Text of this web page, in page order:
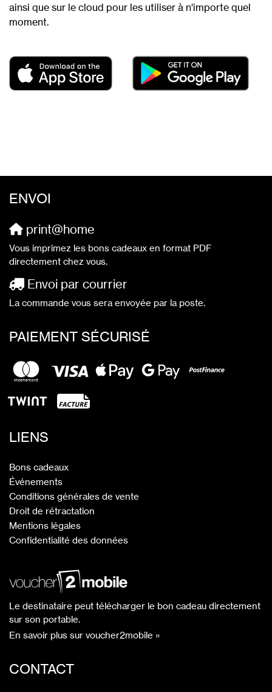
ainsi que sur le cloud pour les utiliser à n'importe quel
moment.
ENVOI
print@home
Vous imprimez les bons cadeaux en format PDF
directement chez vous.
Envoi par courrier
La commande vous sera envoyée par la poste.
PAIEMENT SÉCURISÉ
LIENS
Bons cadeaux
Événements
Conditions générales de vente
Droit de rétractation
Mentions légales
Confidentialité des données
Le destinataire peut télécharger le bon cadeau directement
sur son portable.
En savoir plus sur voucher2mobile »
CONTACT